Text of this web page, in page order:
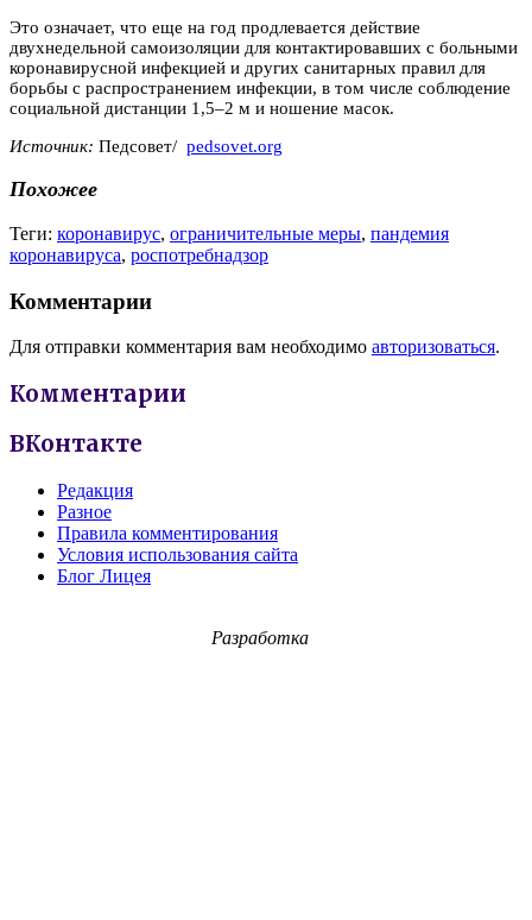
Это означает, что еще на год продлевается действие
двухнедельной самоизоляции для контактировавших с больными
коронавирусной инфекцией и других санитарных правил для
борьбы с распространением инфекции, в том числе соблюдение
социальной дистанции 1,5–2 м и ношение масок.
Источник: Педсовет/ pedsovet.org
Похожее
Теги: коронавирус, ограничительные меры, пандемия
коронавируса, роспотребнадзор
Комментарии
Для отправки комментария вам необходимо авторизоваться.
Комментарии
ВКонтакте
Редакция
Разное
Правила комментирования
Условия использования сайта
Блог Лицея
Разработка